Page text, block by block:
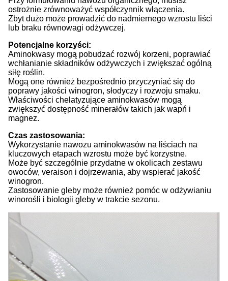
ostrożnie zrównoważyć współczynnik włączenia.
Zbyt dużo może prowadzić do nadmiernego wzrostu liści
lub braku równowagi odżywczej.
Potencjalne korzyści:
Aminokwasy mogą pobudzać rozwój korzeni, poprawiać
wchłanianie składników odżywczych i zwiększać ogólną
siłę roślin.
Mogą one również bezpośrednio przyczyniać się do
poprawy jakości winogron, słodyczy i rozwoju smaku.
Właściwości chelatyzujące aminokwasów mogą
zwiększyć dostępność minerałów takich jak wapń i
magnez.
Czas zastosowania:
Wykorzystanie nawozu aminokwasów na liściach na
kluczowych etapach wzrostu może być korzystne.
Może być szczególnie przydatne w okolicach zestawu
owoców, veraison i dojrzewania, aby wspierać jakość
winogron.
Zastosowanie gleby może również pomóc w odżywianiu
winorośli i biologii gleby w trakcie sezonu.